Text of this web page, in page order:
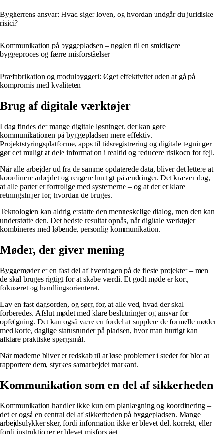
Bygherrens ansvar: Hvad siger loven, og hvordan undgår du juridiske
risici?
Kommunikation på byggepladsen – nøglen til en smidigere
byggeproces og færre misforståelser
Præfabrikation og modulbyggeri: Øget effektivitet uden at gå på
kompromis med kvaliteten
Brug af digitale værktøjer
I dag findes der mange digitale løsninger, der kan gøre
kommunikationen på byggepladsen mere effektiv.
Projektstyringsplatforme, apps til tidsregistrering og digitale tegninger
gør det muligt at dele information i realtid og reducere risikoen for fejl.
Når alle arbejder ud fra de samme opdaterede data, bliver det lettere at
koordinere arbejdet og reagere hurtigt på ændringer. Det kræver dog,
at alle parter er fortrolige med systemerne – og at der er klare
retningslinjer for, hvordan de bruges.
Teknologien kan aldrig erstatte den menneskelige dialog, men den kan
understøtte den. Det bedste resultat opnås, når digitale værktøjer
kombineres med løbende, personlig kommunikation.
Møder, der giver mening
Byggemøder er en fast del af hverdagen på de fleste projekter – men
de skal bruges rigtigt for at skabe værdi. Et godt møde er kort,
fokuseret og handlingsorienteret.
Lav en fast dagsorden, og sørg for, at alle ved, hvad der skal
forberedes. Afslut mødet med klare beslutninger og ansvar for
opfølgning. Det kan også være en fordel at supplere de formelle møder
med korte, daglige statusrunder på pladsen, hvor man hurtigt kan
afklare praktiske spørgsmål.
Når møderne bliver et redskab til at løse problemer i stedet for blot at
rapportere dem, styrkes samarbejdet markant.
Kommunikation som en del af sikkerheden
Kommunikation handler ikke kun om planlægning og koordinering –
det er også en central del af sikkerheden på byggepladsen. Mange
arbejdsulykker sker, fordi information ikke er blevet delt korrekt, eller
fordi instruktioner er blevet misforstået.